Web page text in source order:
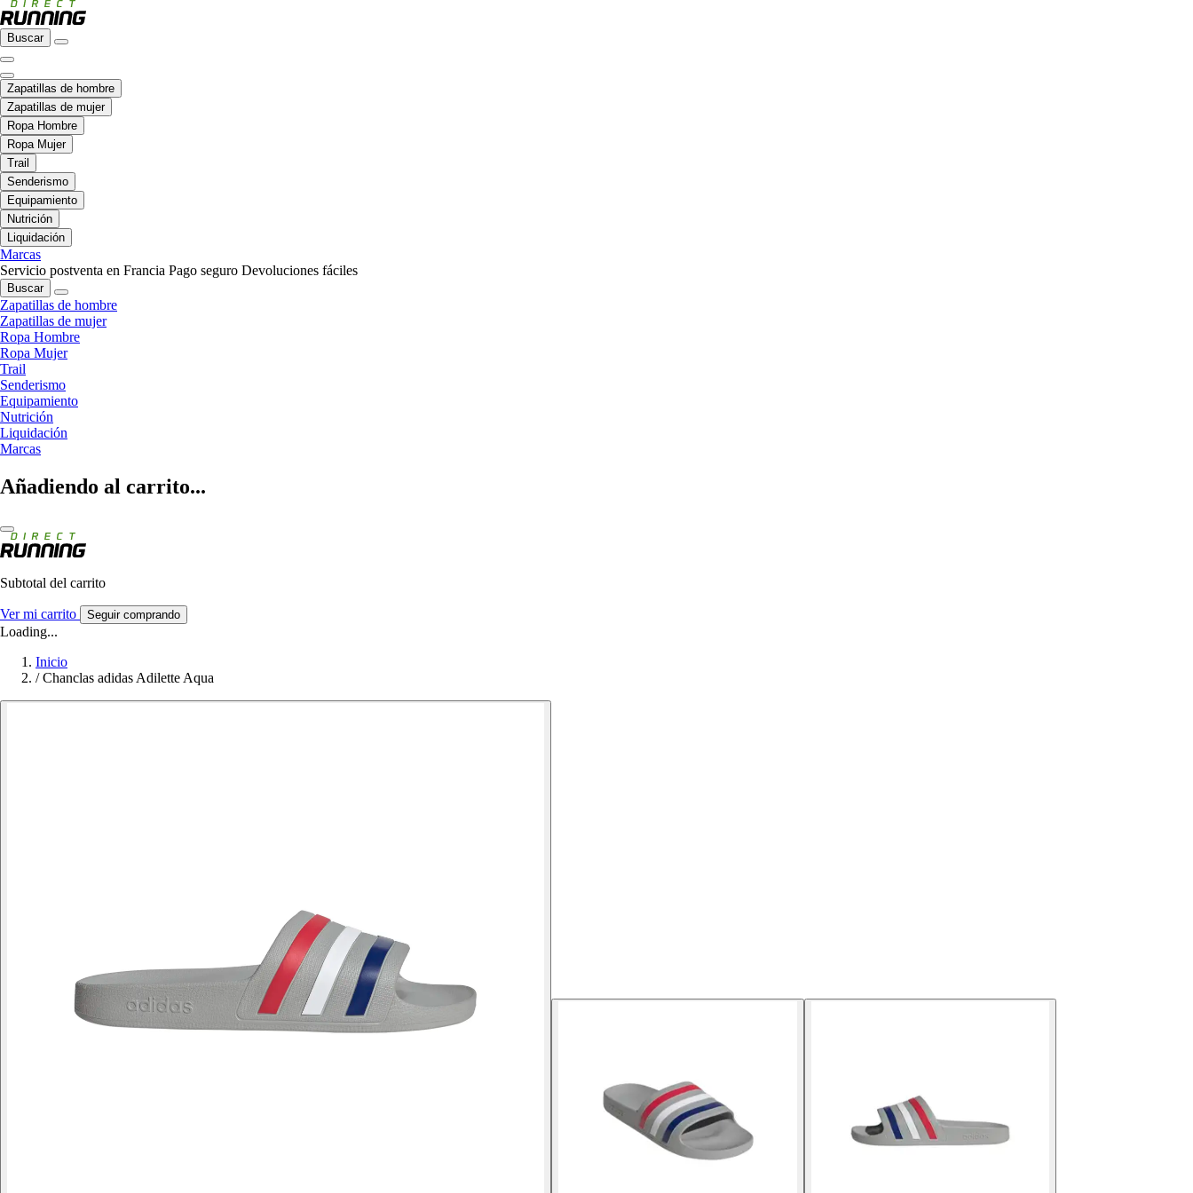
Buscar
Zapatillas de hombre
Zapatillas de mujer
Ropa Hombre
Ropa Mujer
Trail
Senderismo
Equipamiento
Nutrición
Liquidación
Marcas
Servicio postventa en Francia Pago seguro Devoluciones fáciles
Buscar
Zapatillas de hombre
Zapatillas de mujer
Ropa Hombre
Ropa Mujer
Trail
Senderismo
Equipamiento
Nutrición
Liquidación
Marcas
Añadiendo al carrito...
Subtotal del carrito
Ver mi carrito Seguir comprando
Loading...
Inicio
/ Chanclas adidas Adilette Aqua